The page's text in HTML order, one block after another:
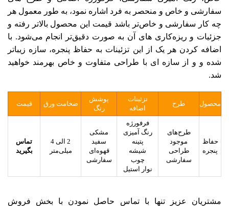
سفارشی و خاص و منحصر به فرد اشاره نمود، به طور معمول هر
چه کار سفارشی و خاص‌تر باشد قیمت این محصول بالاتر رفته و
جزئیات و ریزه‌کاری های آن به صورت دقیق‌تر انجام می‌شود. با
اضافه کردن هر یک از این تزئینات به حفاظ پنجره، سازه زیباتر
شده و و از سازه ای با طراحی متفاوت و خاص بهرمند خواهید
شد.
محصول طرح
تزئینات
اضافه
پوشش
رنگ
ضخامت ورق قیمت
حفاظ
پنجره
طرح‌های
موجود
طراحی
سفارشی
فرفورژه
رنگ آمیزی
پتینه
شیشه
چوب
نوار استیل
مشکی
سفید
قهوه‌ای
سفارشی
2 الی 4
میلی‌متر
تماس
بگیرید
مشتریان عزیز تنها با تماس حاصل نمودن با بخش فروش